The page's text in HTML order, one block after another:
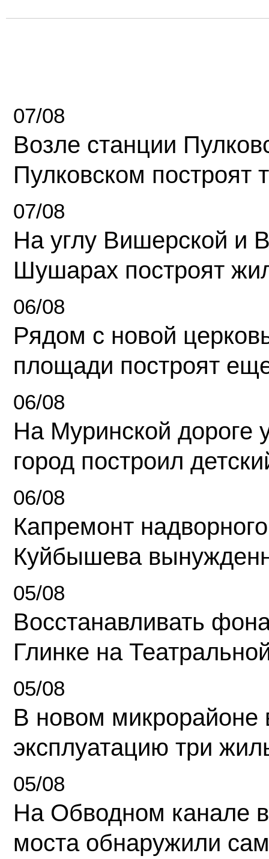
07/08
Возле станции
Пулковском построят
07/08
На углу Вишерской и
Шушарах построят
06/08
Рядом с новой
площади построят
06/08
На Муринской дороге
город построил
06/08
Капремонт
Куйбышева
05/08
Восстанавливать
Глинке на
05/08
В новом микрорайоне
эксплуатацию три
05/08
На Обводном канале
моста обнаружили